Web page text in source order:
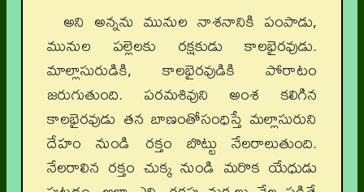
అని అన్నను మునుల నాశనానికి పంపాడు,
మునుల పల్లెలకు రక్షకుడు కాలభైరవుడు.
మాల్లాసురుడికి, కాలభైరవుడికి పోరాటం
జరుగుతుంది. పరమశివుని అంశ కలిగిన
కాలభైరవుడు తన బాణంతోసంధిస్తే మల్లాసురుని
దేహం నుండి రక్తం బొట్టు నేలరాలుతుంది.
నేలరాలిన రక్తం చుక్క నుండి మరొక యేధుడు